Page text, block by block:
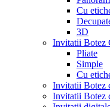
Cu
3D
Invitatii Botez
Pliate
Simple
Cu
Invitatii Botez
Invitatii Botez